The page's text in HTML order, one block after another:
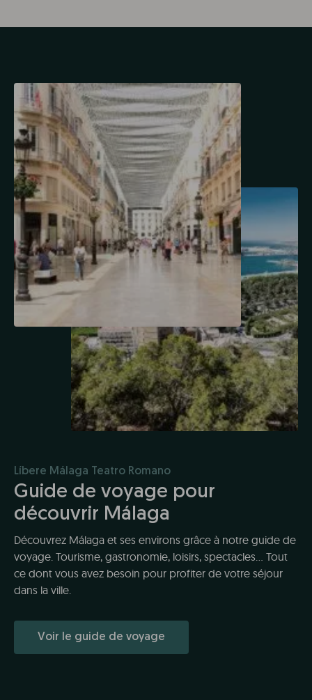
Líbere Málaga Teatro Romano
Guide de voyage pour
découvrir Málaga
Découvrez Málaga et ses environs grâce à notre guide de
voyage. Tourisme, gastronomie, loisirs, spectacles... Tout
ce dont vous avez besoin pour profiter de votre séjour
dans la ville.
Voir le guide de voyage